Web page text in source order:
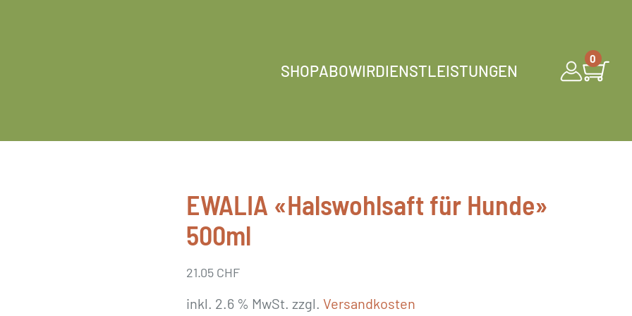
SHOPABOWIRDIENSTLEISTUNGEN
0
EWALIA «Halswohlsaft für Hunde»
500ml
21.05 CHF
inkl. 2.6 % MwSt. zzgl. Versandkosten